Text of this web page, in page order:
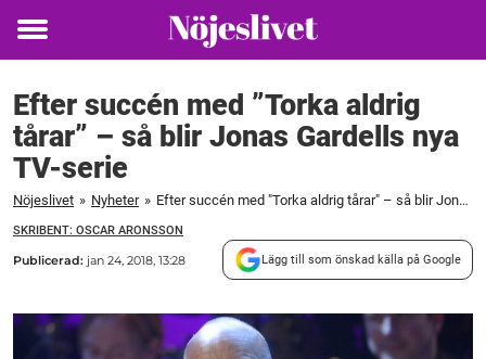
Toggle
Efter succén med ”Torka aldrig
tårar” – så blir Jonas Gardells nya
TV-serie
Nöjeslivet » Nyheter » Efter succén med "Torka aldrig tårar" – så blir Jonas Gardells nya TV-serie
SKRIBENT: OSCAR ARONSSON
Publicerad: jan 24, 2018, 13:28 Lägg till som önskad källa på Google